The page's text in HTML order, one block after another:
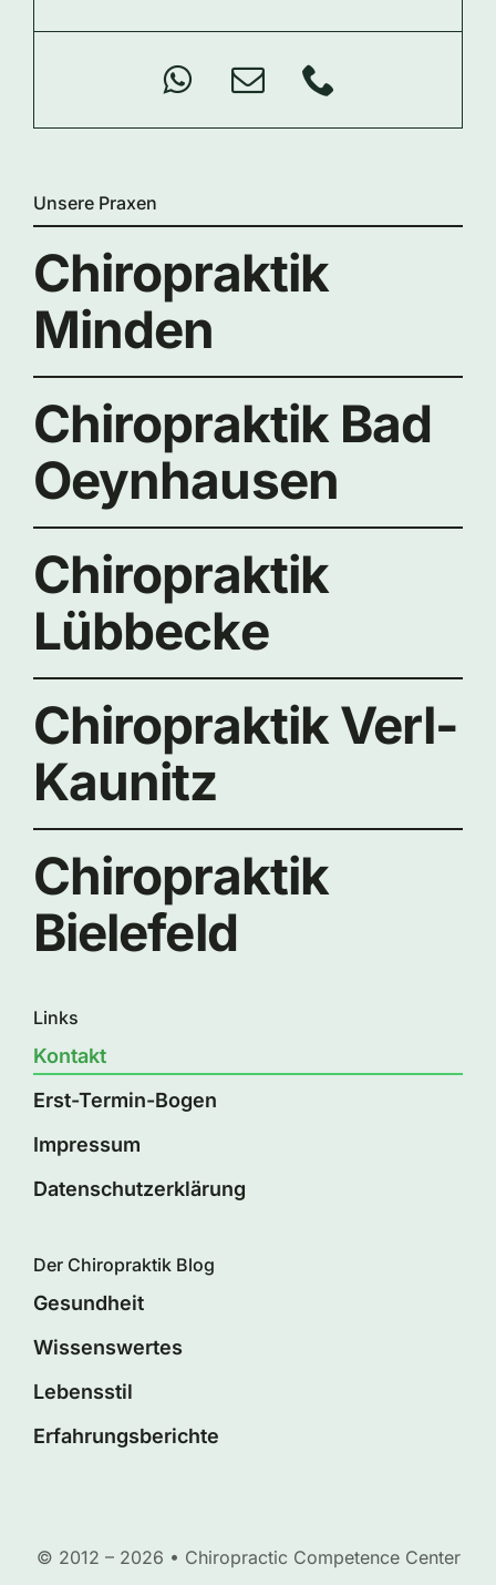
Unsere Praxen
Chiropraktik
Minden
Chiropraktik Bad
Oeynhausen
Chiropraktik
Lübbecke
Chiropraktik Verl-
Kaunitz
Chiropraktik
Bielefeld
Links
Kontakt
Erst-Termin-Bogen
Impressum
Datenschutzerklärung
Der Chiropraktik Blog
Gesundheit
Wissenswertes
Lebensstil
Erfahrungsberichte
© 2012 – 2026 • Chiropractic Competence Center